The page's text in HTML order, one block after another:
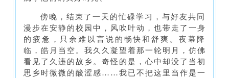
傍晚，结束了一天的忙碌学习，与好友共同
漫步在安静的校园中，风吹叶动，也带走了一身
的疲惫，只余难以言说的畅快和舒爽。夜幕降
临，皓月当空。我久久凝望着那一轮明月，仿佛
看见了久违的故乡。奇怪的是，心中却没了当初
思乡时微微的酸涩感……我已不把这里当作是一